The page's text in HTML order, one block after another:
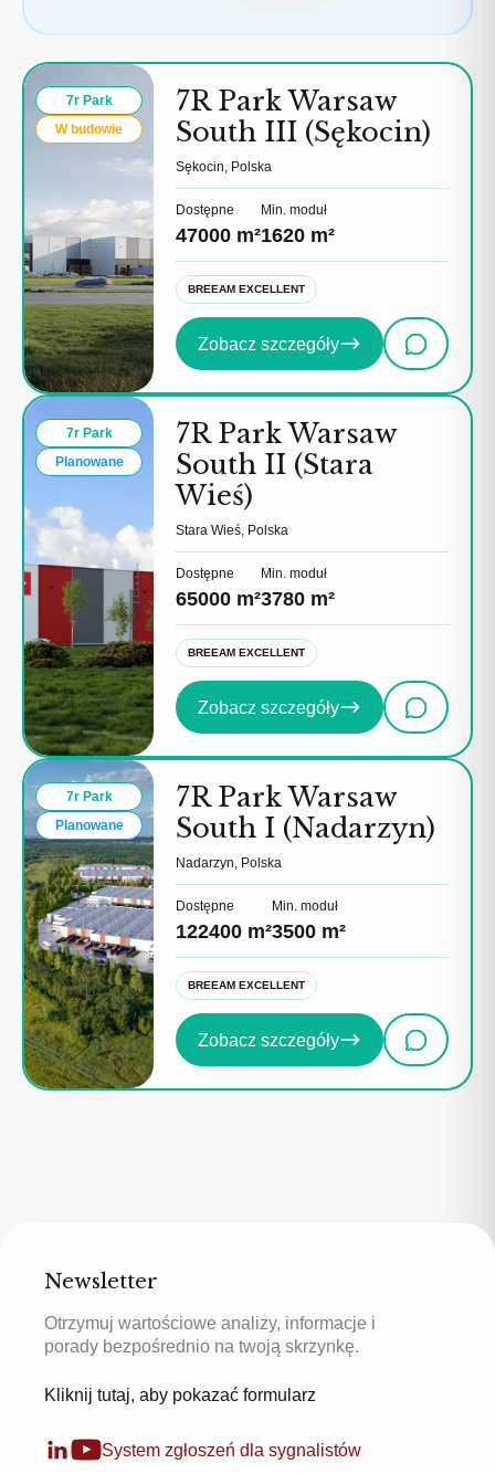
7r Park
W budowie
7R Park Warsaw
South III (Sękocin)
Sękocin, Polska
Dostępne
47000 m²
Min. moduł
1620 m²
BREEAM EXCELLENT
Zobacz szczegóły
7r Park
Planowane
7R Park Warsaw
South II (Stara
Wieś)
Stara Wieś, Polska
Dostępne
65000 m²
Min. moduł
3780 m²
BREEAM EXCELLENT
Zobacz szczegóły
7r Park
Planowane
7R Park Warsaw
South I (Nadarzyn)
Nadarzyn, Polska
Dostępne
122400 m²
Min. moduł
3500 m²
BREEAM EXCELLENT
Zobacz szczegóły
Newsletter
Otrzymuj wartościowe analizy, informacje i
porady bezpośrednio na twoją skrzynkę.
Kliknij tutaj, aby pokazać formularz
System zgłoszeń dla sygnalistów